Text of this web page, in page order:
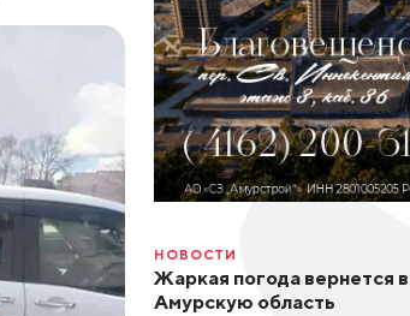
НОВОСТИ
Жаркая погода вернется в
Амурскую область